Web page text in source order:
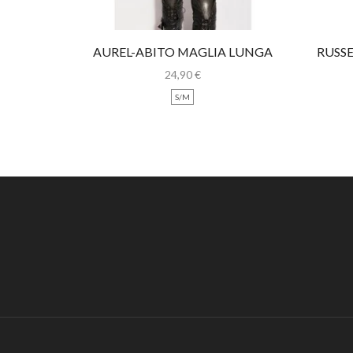
AUREL-ABITO MAGLIA LUNGA
CON PIZZO
24,90€
S/M